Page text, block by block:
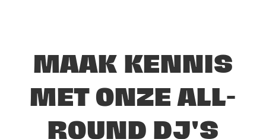
MAAK KENNIS
MET ONZE ALL-
ROUND DJ'S